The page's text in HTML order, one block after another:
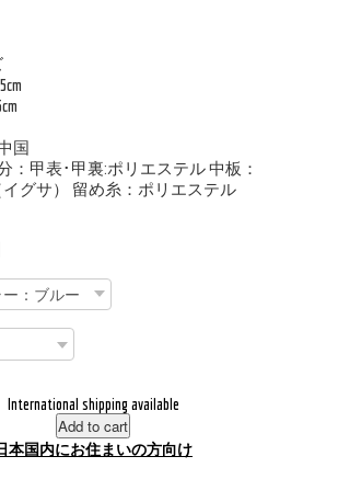
国
：甲表･甲裏:ポリエステル 中板：
グサ） 留め糸：ポリエステル
International shipping available
Add to cart
本国内にお住まいの方向け